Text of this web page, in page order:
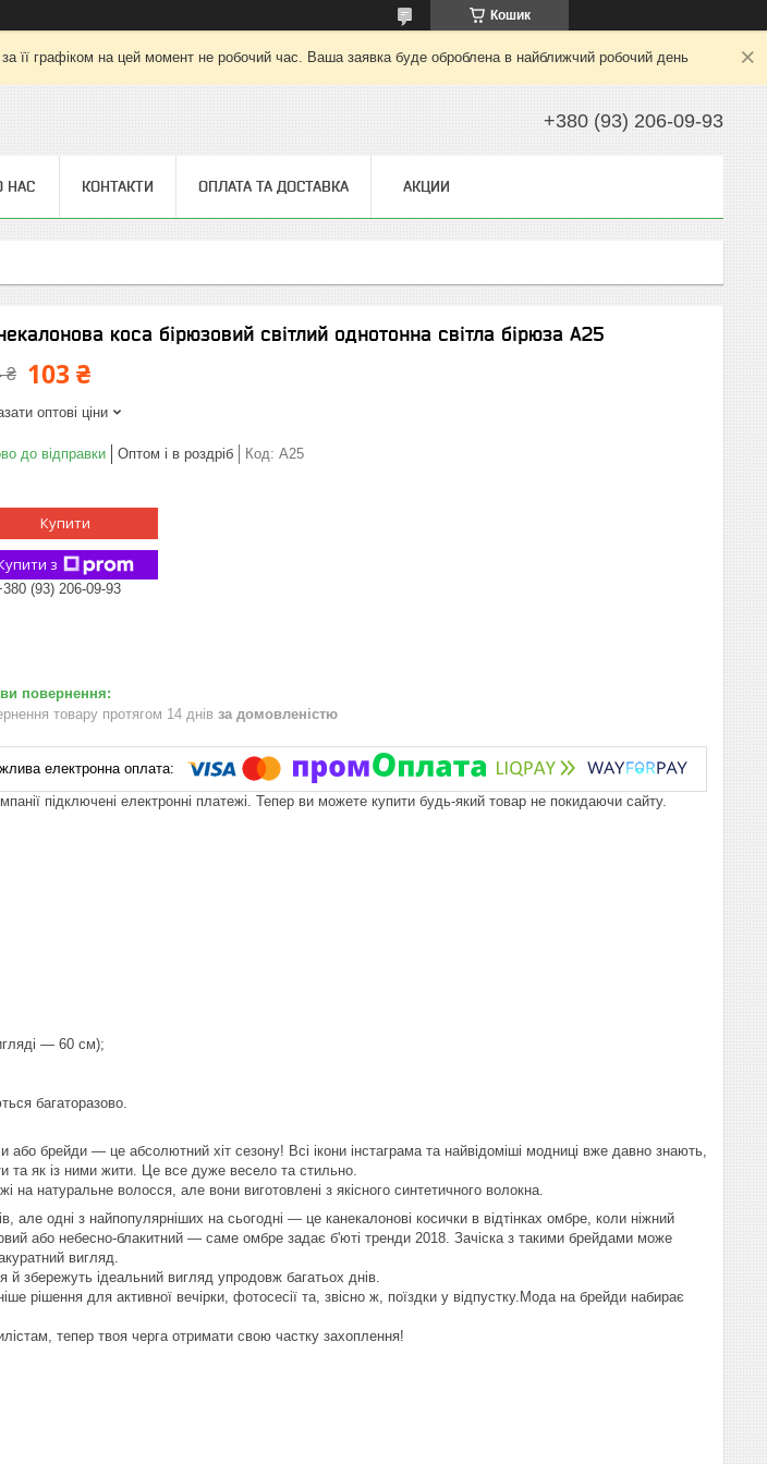
Кошик
її графіком на цей момент не робочий час. Ваша заявка буде оброблена в найближчий робочий день
+380 (93) 206-09-93
НАС КОНТАКТИ ОПЛАТА ТА ДОСТАВКА АКЦИИ
коса бірюзовий світлий однотонна світла бірюза А25
₴ 103 ₴
оптові ціни
до відправки Оптом і в роздріб Код: А25
Купити
з
(93) 206-09-93
товару протягом 14 днів за домовленістю
підключені електронні платежі. Тепер ви можете купити будь-який товар не покидаючи сайту.
— 60 см);
багаторазово.
або брейди — це абсолютний хіт сезону! Всі ікони інстаграма та найвідоміші модниці вже давно знають,
та як із ними жити. Це все дуже весело та стильно.
натуральне волосся, але вони виготовлені з якісного синтетичного волокна.
але одні з найпопулярніших на сьогодні — це канекалонові косички в відтінках омбре, коли ніжний
або небесно-блакитний — саме омбре задає б'юті тренди 2018. Зачіска з такими брейдами може
акуратний вигляд.
й збережуть ідеальний вигляд упродовж багатьох днів.
рішення для активної вечірки, фотосесії та, звісно ж, поїздки у відпустку.Мода на брейди набирає
тепер твоя черга отримати свою частку захоплення!